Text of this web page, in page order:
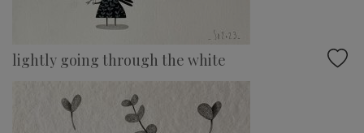
lightly going through the white